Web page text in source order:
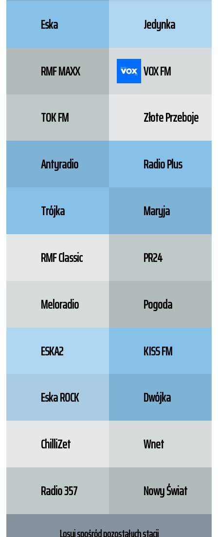
Eska Jedynka
RMF MAXX VOX FM
TOK FM Złote Przeboje
Antyradio Radio Plus
Trójka Maryja
RMF Classic PR24
Meloradio Pogoda
ESKA2 KISS FM
Eska ROCK Dwójka
ChilliZet Wnet
Radio 357 Nowy Świat